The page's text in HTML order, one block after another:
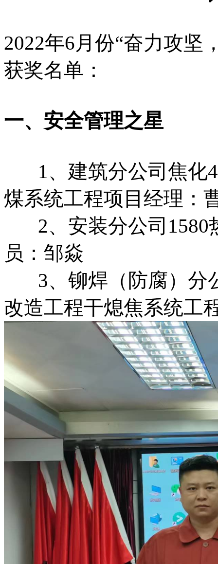
2022年6月份“奋力攻坚
获奖名单：
一、安全管理之星
1、建筑分公司焦化
煤系统工程项目经理：
2、安装分公司1580
员：邹焱
3、铆焊（防腐）分
改造工程干熄焦系统工